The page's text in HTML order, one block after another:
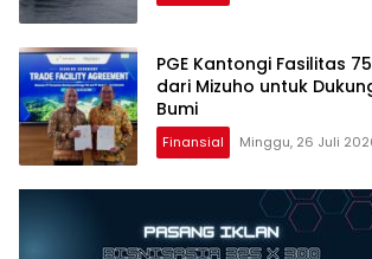
PGE Kantongi Fasilitas
dari Mizuho untuk
Bumi
Finansial Minggu, 26 Juli